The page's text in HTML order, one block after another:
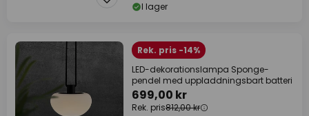
I lager
Rek. pris -14%
LED-dekorationslampa Sponge-
pendel med uppladdningsbart batteri
699,00 kr
Rek. pris812,00 kr